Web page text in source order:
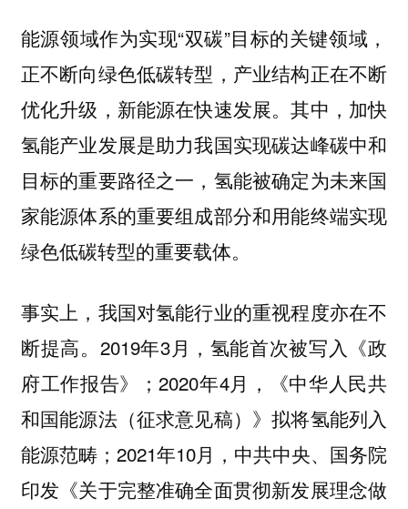
能源领域作为实现“双碳”目标的关键领域，
正不断向绿色低碳转型，产业结构正在不断
优化升级，新能源在快速发展。其中，加快
氢能产业发展是助力我国实现碳达峰碳中和
目标的重要路径之一， 氢能被确定为未来国
家能源体系的重要组成部分和用能终端实现
绿色低碳转型的重要载体。
事实上，我国对氢能行业的重视程度亦在不
断提高。2019年3月，氢能首次被写入《政
府工作报告》；2020年4月，《中华人民共
和国能源法（征求意见稿）》拟将氢能列入
能源范畴；2021年10月，中共中央、国务院
印发《关于完整准确全面贯彻新发展理念做